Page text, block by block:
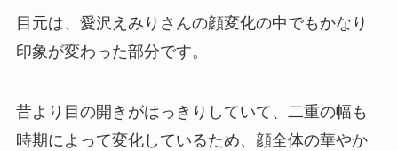
目元は、愛沢えみりさんの顔変化の中でもかなり
印象が変わった部分です。
昔より目の開きがはっきりしていて、二重の幅も
時期によって変化しているため、顔全体の華やか